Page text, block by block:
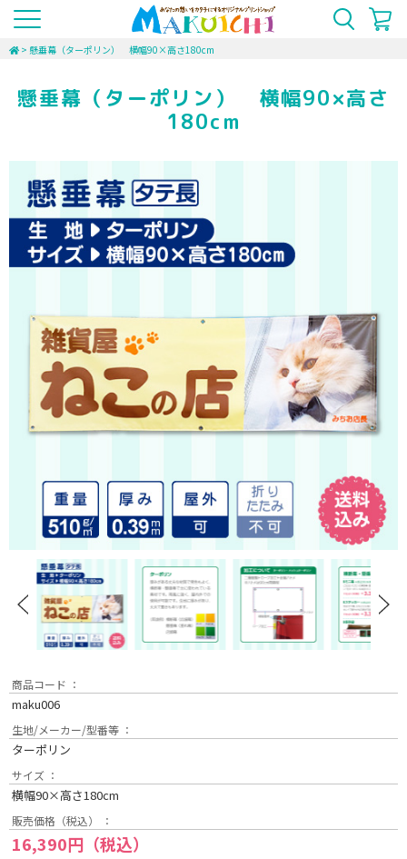
> 懸垂幕（ターポリン） 横幅90×高さ180cm
懸垂幕（ターポリン） 横幅90×高さ
180cm
商品コード ：
maku006
生地/メーカー/型番等 ：
ターポリン
サイズ ：
横幅90×高さ180cm
販売価格（税込） ：
16,390円（税込）